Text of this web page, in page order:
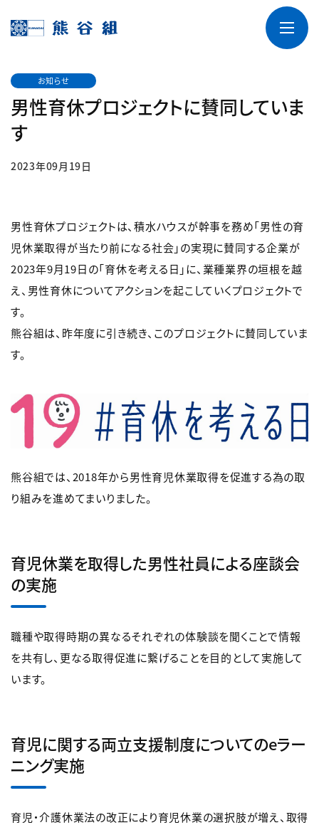
お知らせ
男性育休プロジェクトに賛同していま
す
2023年09月19日
男性育休プロジェクトは、積水ハウスが幹事を務め「男性の育
児休業取得が当たり前になる社会」の実現に賛同する企業が
2023年9月19日の「育休を考える日」に、業種業界の垣根を越
え、男性育休についてアクションを起こしていくプロジェクトで
す。
熊谷組は、昨年度に引き続き、このプロジェクトに賛同していま
す。
熊谷組では、2018年から男性育児休業取得を促進する為の取
り組みを進めてまいりました。
育児休業を取得した男性社員による座談会
の実施
職種や取得時期の異なるそれぞれの体験談を聞くことで情報
を共有し、更なる取得促進に繋げることを目的として実施して
います。
育児に関する両立支援制度についてのeラー
ニング実施
育児・介護休業法の改正により育児休業の選択肢が増え、取得